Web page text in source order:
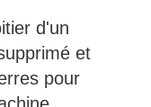
d'un
et
pour